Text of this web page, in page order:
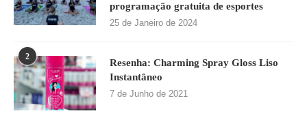
programação gratuita de esportes
25 de Janeiro de 2024
2
Resenha: Charming Spray Gloss Liso
Instantâneo
7 de Junho de 2021